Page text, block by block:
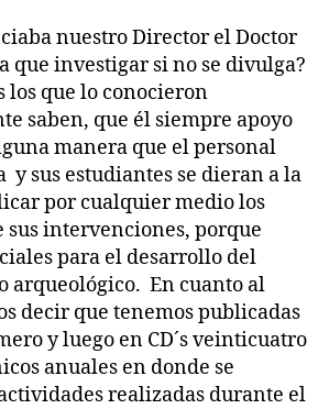
nuestro Director el Doctor
que investigar si no se divulga?
los que lo conocieron
saben, que él siempre apoyo
manera que el personal
y sus estudiantes se dieran a la
por cualquier medio los
sus intervenciones, porque
para el desarrollo del
arqueológico. En cuanto al
decir que tenemos publicadas
y luego en CD´s veinticuatro
anuales en donde se
realizadas durante el